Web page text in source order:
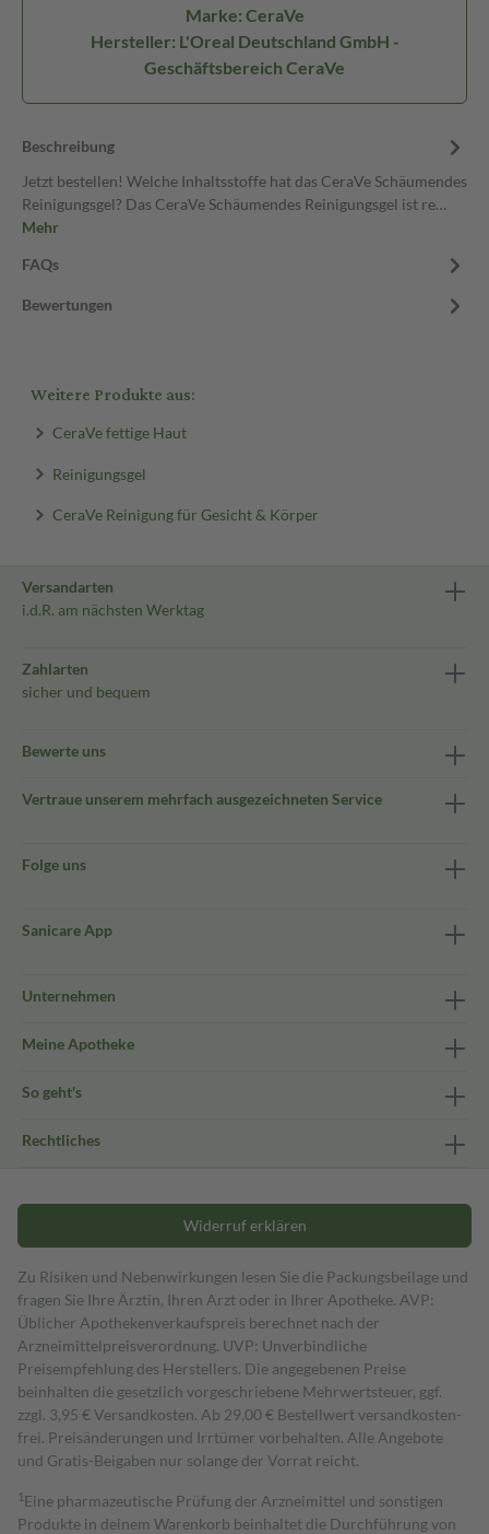
Marke: CeraVe
Hersteller: L'Oreal Deutschland GmbH -
Geschäftsbereich CeraVe
Beschreibung
Jetzt bestellen! Welche Inhaltsstoffe hat das CeraVe Schäumendes
Reinigungsgel? Das CeraVe Schäumendes Reinigungsgel ist re…
Mehr
FAQs
Bewertungen
Weitere Produkte aus:
CeraVe fettige Haut
Reinigungsgel
CeraVe Reinigung für Gesicht & Körper
Versandarten
i.d.R. am nächsten Werktag
Zahlarten
sicher und bequem
Bewerte uns
Vertraue unserem mehrfach ausgezeichneten Service
Folge uns
Sanicare App
Unternehmen
Meine Apotheke
So geht's
Rechtliches
Widerruf erklären
Zu Risiken und Nebenwirkungen lesen Sie die Packungsbeilage und
fragen Sie Ihre Ärztin, Ihren Arzt oder in Ihrer Apotheke. AVP:
Üblicher Apothekenverkaufspreis berechnet nach der
Arzneimittelpreisverordnung. UVP: Unverbindliche
Preisempfehlung des Herstellers. Die angegebenen Preise
beinhalten die gesetzlich vorgeschriebene Mehrwertsteuer, ggf.
zzgl. 3,95 € Versandkosten. Ab 29,00 € Bestell­wert versand­kosten­
frei. Preisänderungen und Irrtümer vorbehalten. Alle Angebote
und Gratis-Beigaben nur solange der Vorrat reicht.
1 Eine pharmazeutische Prüfung der Arzneimittel und sonstigen
Produkte in deinem Warenkorb beinhaltet die Durchführung von